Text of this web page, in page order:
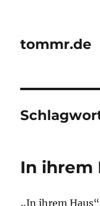
tommr.de
In ihrem
„In ihrem